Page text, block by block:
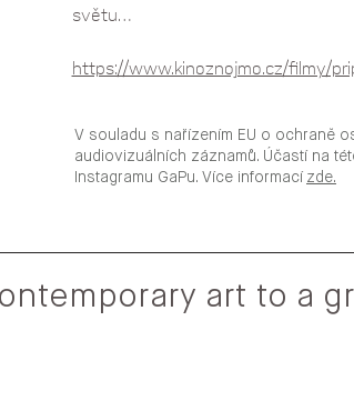
světu…
https://www.kinoznojmo.cz/filmy/
V souladu s nařízením EU o ochraně
audiovizuálních záznamů. Účastí na
Instagramu GaPu. Více informací zde.
art to a